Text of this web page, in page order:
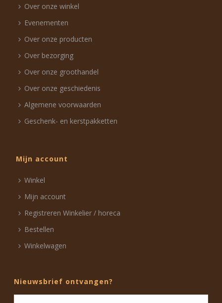
Over onze winkel
Evenementen
Over onze producten
Over bezorging
Over onze groothandel
Over onze geschiedenis
Algemene voorwaarden
Geschenk- en kerstpakketten
Mijn account
Winkel
Mijn account
Registreren Winkelier / horeca
Bestellen
Winkelwagen
Nieuwsbrief ontvangen?